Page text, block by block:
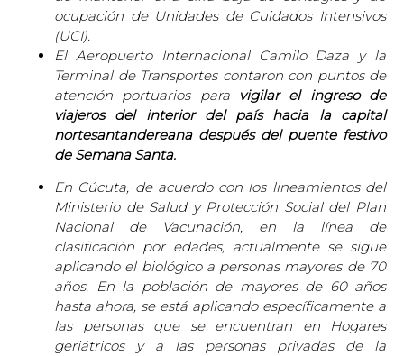
ocupación de Unidades de Cuidados Intensivos
(UCI).
El Aeropuerto Internacional Camilo Daza y la
Terminal de Transportes contaron con puntos de
atención portuarios paravigilar el ingreso de
viajeros del interior del país hacia la capital
nortesantandereana después del puente festivo
de Semana Santa.
En Cúcuta, de acuerdo con los lineamientos del
Ministerio de Salud y Protección Social del Plan
Nacional de Vacunación, en la línea de
clasificación por edades, actualmente se sigue
aplicando el biológico a personas mayores de 70
años. En la población de mayores de 60 años
hasta ahora, se está aplicando específicamente a
las personas que se encuentran en Hogares
geriátricos y a las personas privadas de la